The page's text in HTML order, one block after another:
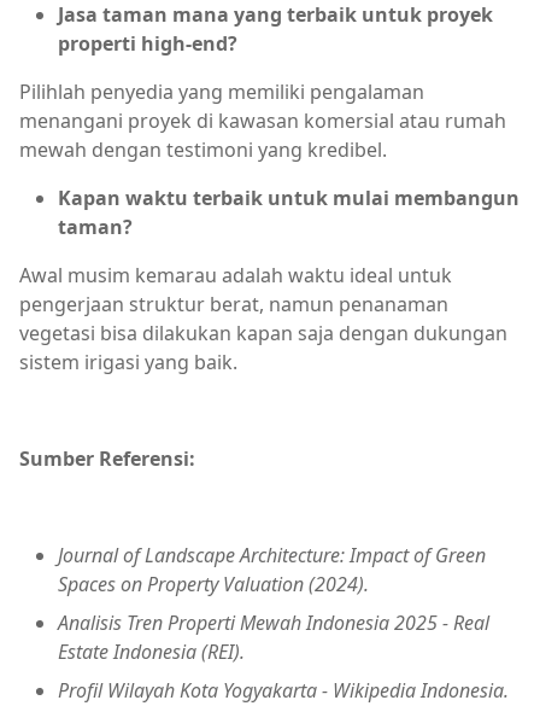
Jasa taman mana yang terbaik untuk proyek
properti high-end?
Pilihlah penyedia yang memiliki pengalaman
menangani proyek di kawasan komersial atau rumah
mewah dengan testimoni yang kredibel.
Kapan waktu terbaik untuk mulai membangun
taman?
Awal musim kemarau adalah waktu ideal untuk
pengerjaan struktur berat, namun penanaman
vegetasi bisa dilakukan kapan saja dengan dukungan
sistem irigasi yang baik.
Sumber Referensi:
Journal of Landscape Architecture: Impact of Green
Spaces on Property Valuation (2024).
Analisis Tren Properti Mewah Indonesia 2025 - Real
Estate Indonesia (REI).
Profil Wilayah Kota Yogyakarta - Wikipedia Indonesia.